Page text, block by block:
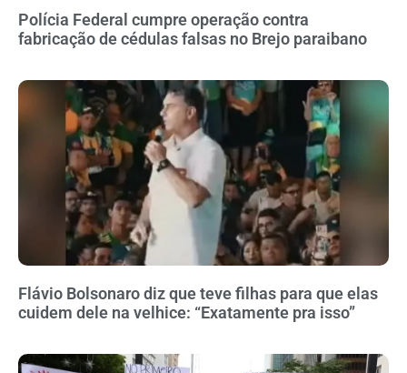
Polícia Federal cumpre operação contra
fabricação de cédulas falsas no Brejo paraibano
Flávio Bolsonaro diz que teve filhas para que elas
cuidem dele na velhice: “Exatamente pra isso”